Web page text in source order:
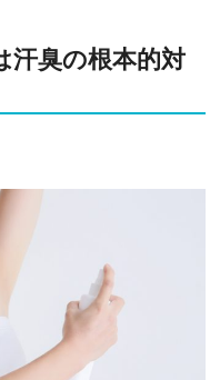
汗臭の根本的対